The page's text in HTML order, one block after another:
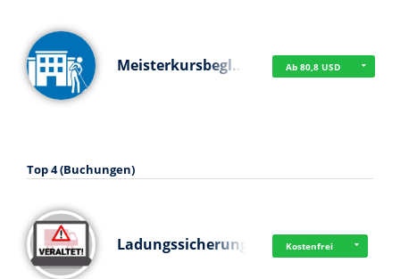
Meisterkursbegl… Ab 80,8 USD
Top 4 (Buchungen)
Ladungssicherung Kostenfrei